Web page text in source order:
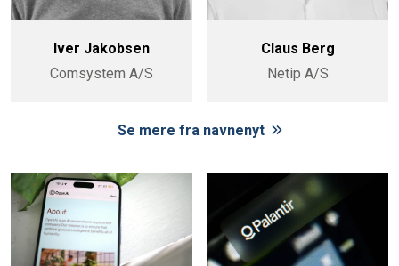
Iver Jakobsen
Comsystem A/S
Claus Berg
Netip A/S
Se mere fra navnenyt